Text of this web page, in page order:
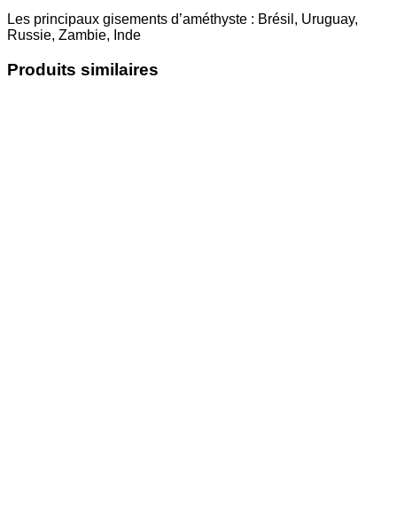
Les principaux gisements d’améthyste : Brésil, Uruguay,
Russie, Zambie, Inde
Produits similaires